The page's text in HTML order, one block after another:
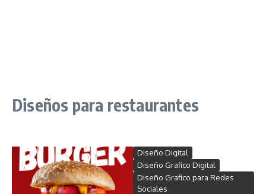
Diseños para restaurantes
Diseño Digital
Diseño Grafico Digital
Diseño Grafico para Redes
Sociales